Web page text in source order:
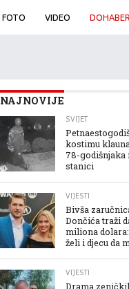
FOTO VIDEO
NAJNOVIJE
SVIJET
kostimu
78-godišnjaka
stanici
VIJESTI
Bivša
Dončića traži
miliona
želi i djecu da
VIJESTI
Drama